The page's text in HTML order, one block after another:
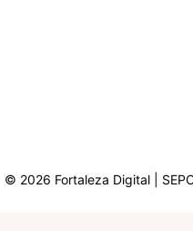
© 2026 Fortaleza Digital |